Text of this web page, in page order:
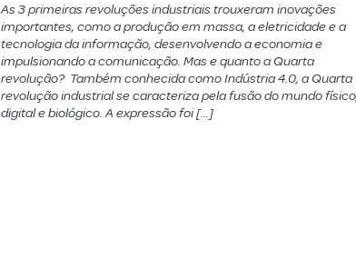
As 3 primeiras revoluções industriais trouxeram inovações
importantes, como a produção em massa, a eletricidade e a
tecnologia da informação, desenvolvendo a economia e
impulsionando a comunicação. Mas e quanto a Quarta
revolução? Também conhecida como Indústria 4.0, a Quarta
revolução industrial se caracteriza pela fusão do mundo
digital e biológico. A expressão foi […]